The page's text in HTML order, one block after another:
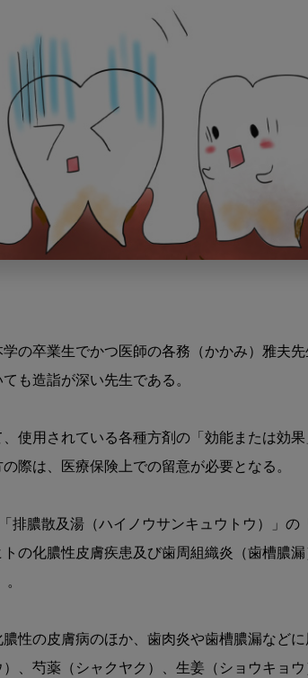
の卒業生でかつ医師の各務（かかみ）雅夫
も造詣が深い先生である。
使用されている各種方剤の「効能または効
際は、医療保険上での留意が必要となる。
排膿散及湯（ハイノウサンキュウトウ）」
の化膿性皮膚疾患及び歯周組織炎（歯槽膿
性の皮膚病のほか、歯肉炎や歯槽膿漏など
、芍薬（シャクヤク）、生姜（ショウキョウ